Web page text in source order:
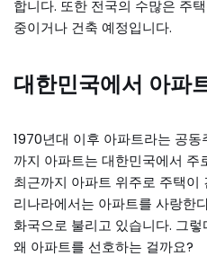
합니다. 또한 전국의 수많은 주
중이거나 건축 예정입니다.
대한민국에서 아파
1970년대 이후 아파트라는 공
까지 아파트는 대한민국에서 주
최근까지 아파트 위주로 주택이
리나라에서는 아파트를 사랑한
화국으로 불리고 있습니다. 그
왜 아파트를 선호하는 걸까요?